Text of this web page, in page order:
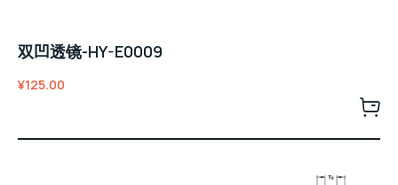
双凹透镜-HY-E0009
¥125.00